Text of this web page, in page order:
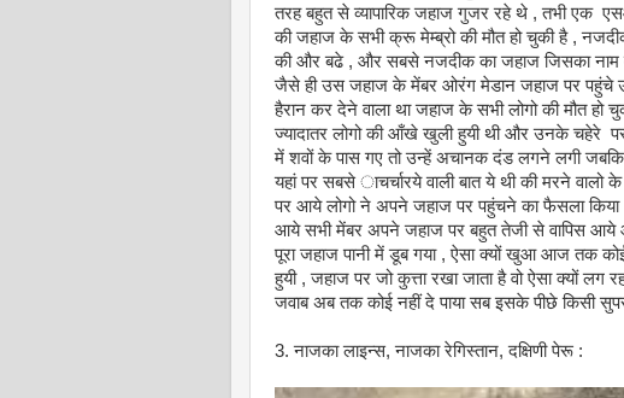
तरह बहुत से व्यापारिक जहाज गुजर रहे थे , तभी एक
की जहाज के सभी क्रू मेम्ब्रो की मौत हो चुकी है ,
की और बढे , और सबसे नजदीक का जहाज जिसका नाम
जैसे ही उस जहाज के मेंबर ओरंग मेडान जहाज पर पहुंचे
हैरान कर देने वाला था जहाज के सभी लोगो की मौत
ज्यादातर लोगो की आँखे खुली हुयी थी और उनके चहेरे
में शवों के पास गए तो उन्हें अचानक दंड लगने लगी जबकि
यहां पर सबसे ाचर्चारये वाली बात ये थी की मरने वालो
पर आये लोगो ने अपने जहाज पर पहुंचने का फैसला
आये सभी मेंबर अपने जहाज पर बहुत तेजी से वापिस
पूरा जहाज पानी में डूब गया , ऐसा क्यों खुआ आज तक
हुयी , जहाज पर जो कुत्ता रखा जाता है वो ऐसा क्यों लग
जवाब अब तक कोई नहीं दे पाया सब इसके पीछे किसी सुपर
3. नाजका लाइन्स, नाजका रेगिस्तान, दक्षिणी पेरू :